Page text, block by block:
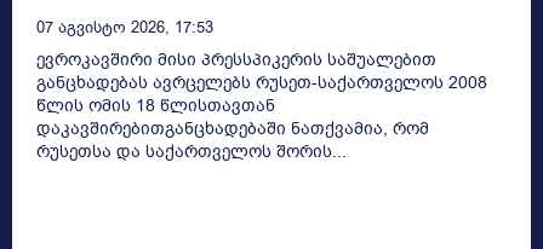
07 Აგვისტო 2026, 17:53
ევროკავშირი მისი პრესსპიკერის საშუალებით
განცხადებას ავრცელებს რუსეთ-საქართველოს 2008
წლის ომის 18 წლისთავთან
დაკავშირებითგანცხადებაში ნათქვამია, რომ
რუსეთსა და საქართველოს შორის...